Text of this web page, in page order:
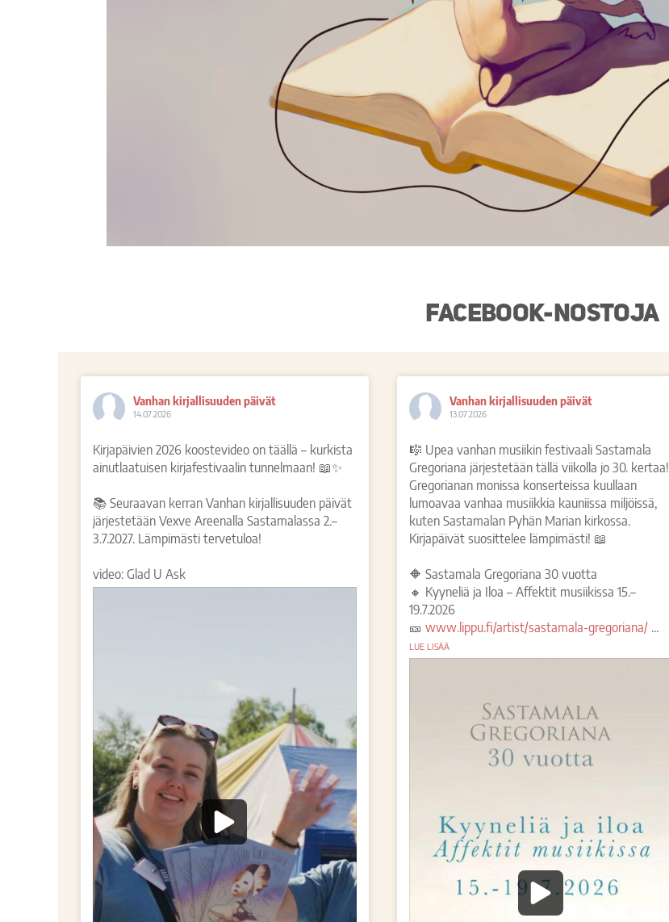
Facebook-nostoja
Vanhan kirjallisuuden päivät
14.07.2026
Kirjapäivien 2026 koostevideo on täällä – kurkista
ainutlaatuisen kirjafestivaalin tunnelmaan! 📖✨
📚 Seuraavan kerran Vanhan kirjallisuuden päivät
järjestetään Vexve Areenalla Sastamalassa 2.–
3.7.2027. Lämpimästi tervetuloa!
video: Glad U Ask
Vanhan kirjallisuuden päivät
13.07.2026
🎼 Upea vanhan musiikin festivaali Sastamala
Gregoriana järjestetään tällä viikolla jo 30. kertaa!
Gregorianan monissa konserteissa kuullaan
lumoavaa vanhaa musiikkia kauniissa miljöissä,
kuten Sastamalan Pyhän Marian kirkossa.
Kirjapäivät suosittelee lämpimästi! 📖
🔶 Sastamala Gregoriana 30 vuotta
🔸 Kyyneliä ja Iloa – Affektit musiikissa 15.–
19.7.2026
🎫 www.lippu.fi/artist/sastamala-gregoriana/ ...
LUE LISÄÄ